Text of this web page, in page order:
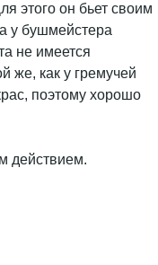
этого он бьет своим
у бушмейстера
не имеется
же, как у гремучей
поэтому хорошо